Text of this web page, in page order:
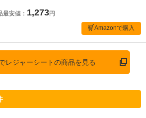
最安値： 1,273円
Amazonで購入
レジャーシートの商品を見る